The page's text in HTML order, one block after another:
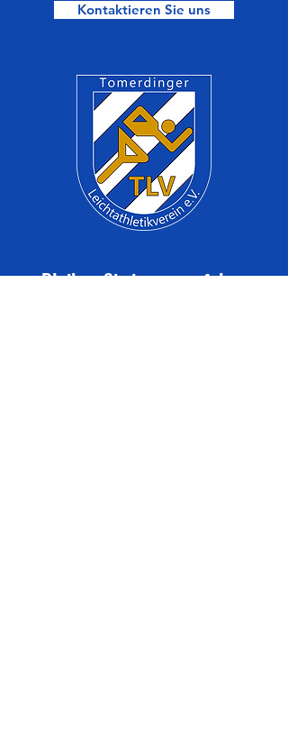
Kontaktieren Sie uns
Bleiben Sie immer auf dem